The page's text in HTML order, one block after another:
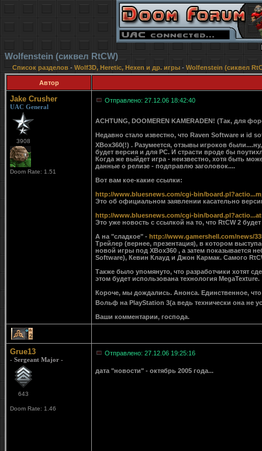
Wolfenstein (сиквел RtCW)
Список разделов- Wolf3D, Heretic, Hexen и др. игры- Wolfenstein (сиквел
Автор
Jake Crusher
UAC General
3908
Doom Rate: 1.51
Отправлено: 27.12.06 18:42:40
ACHTUNG, DOOMEREN KAMERADEN! (Так, для
Недавно стало известно, что Raven Software и id
XBox360(!) . Разумеется, отзывы игроков
будет версия и для PC. И страсти вроде бы
Когда же выйдет игра - неизвестно, хотя быть
данные о релизе - подправлю заголовок....
Вот вам кое-какие ссылки:
http://www.bluesnews.com/cgi-bin/
Это об официальном заявлении касательно
http://www.bluesnews.com/cgi-bin/
Это уже новость с ссылкой на то, что RtCW 2 будет
А на "сладкое" - http://www.gamershell.com/news/
Трейлер (вернее, презентация), в котором
новой игры под XBox360 , а затем показывается
Software), Кевин Клауд и Джон Кармак. Самого
Также было упомянуто, что разработчики хотят
этом будет использована технология MegaTexture.
Короче, мы дождались. Анонса. Единственное,
Вольф на PlayStation 3(а ведь технически она не
Ваши комментарии, господа.
2
Grue13
- Sergeant Major -
643
Doom Rate: 1.46
Отправлено: 27.12.06 19:25:16
дата "новости" - октябрь 2005 года...